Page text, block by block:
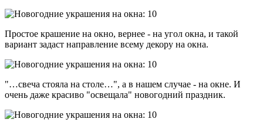
Простое крашение на окно, вернее - на угол окна, и такой
вариант задаст направление всему декору на окна.
"…свеча стояла на столе…", а в нашем случае - на окне. И
очень даже красиво "освещала" новогодний праздник.